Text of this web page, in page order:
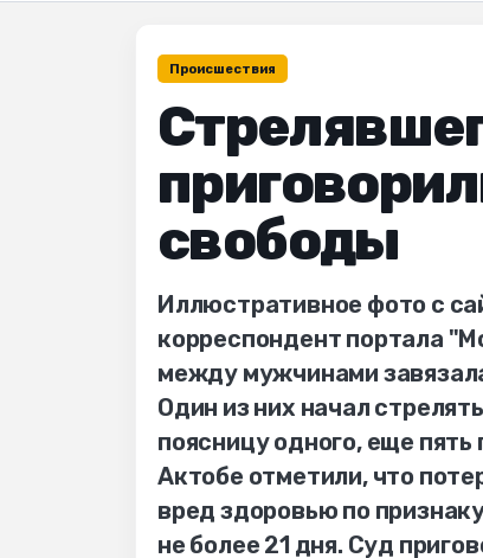
Происшествия
свободы
Иллюстративное фото с
корреспондент портала
между мужчинами
Один из них начал
поясницу одного, еще
Актобе отметили, что
вред здоровью по
не более 21 дня. Суд